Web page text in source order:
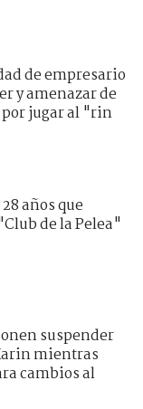
de empresario
y amenazar de
jugar al "rin
años que
de la Pelea"
suspender
mientras
cambios al